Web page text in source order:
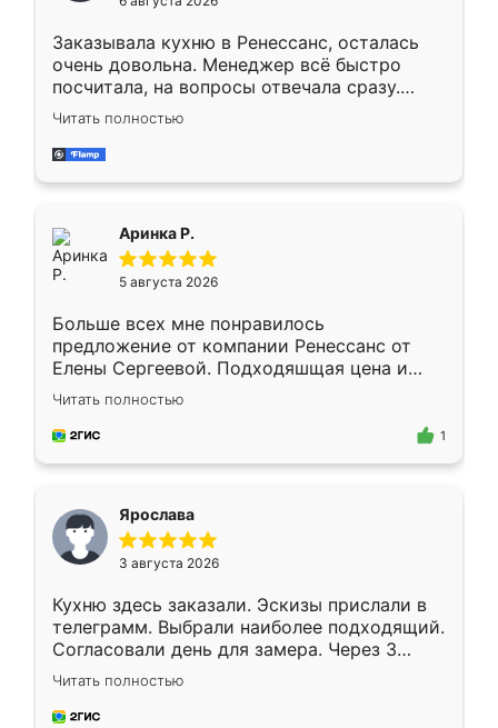
мебели буду заказывать только здесь.
Заказывала кухню в Ренессанс, осталась
очень довольна. Менеджер всё быстро
посчитала, на вопросы отвечала сразу.
Замерщик приехал в субботу, подошёл к
делу со всей ответственностью. Собрали
за день, ребята работали аккуратно, даже
Читать полностью
Аринка Р.
5 августа 2026
Больше всех мне понравилось
предложение от компании Ренессанс от
Елены Сергеевой. Подходяшщая цена и
короткие сроки изготовления. Приехавший
для замера сотрудник Владислав
предложил по моему эскизу самый
Читать полностью
1
Ярослава
3 августа 2026
Кухню здесь заказали. Эскизы прислали в
телеграмм. Выбрали наиболее подходящий.
Согласовали день для замера. Через 3
недели кухня была уже готова. Остались
довольны работой. Спасибо Ренессанс
мебель за качественную работу!
Читать полностью